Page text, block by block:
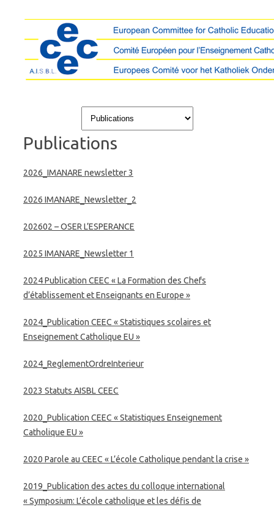
Skip to content
Publications
2026_IMANARE newsletter 3
2026 IMANARE_Newsletter_2
202602 – OSER L’ESPERANCE
2025 IMANARE_Newsletter 1
2024 Publication CEEC « La Formation des Chefs
d’établissement et Enseignants en Europe »
2024_Publication CEEC « Statistiques scolaires et
Enseignement Catholique EU »
2024_ReglementOrdreInterieur
2023 Statuts AISBL CEEC
2020_Publication CEEC « Statistiques Enseignement
Catholique EU »
2020 Parole au CEEC « L’école Catholique pendant la crise »
2019_Publication des actes du colloque international
« Symposium: L’école catholique et les défis de